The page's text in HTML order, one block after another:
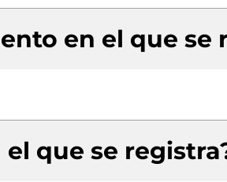
en el que se
que se